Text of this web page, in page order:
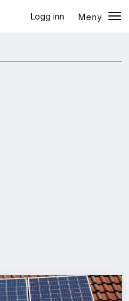
Logg inn
Meny